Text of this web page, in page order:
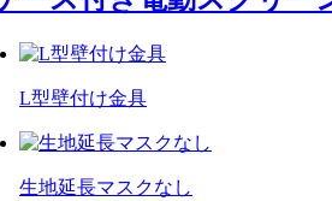
L型壁付け金具
生地延長マスクなし